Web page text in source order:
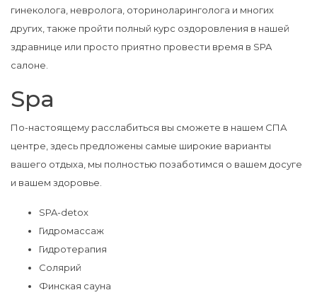
гинеколога, невролога, оториноларинголога и многих
других, также пройти полный курс оздоровления в нашей
здравнице или просто приятно провести время в SPA
салоне.
Spa
По-настоящему расслабиться вы сможете в нашем СПА
центре, здесь предложены самые широкие варианты
вашего отдыха, мы полностью позаботимся о вашем досуге
и вашем здоровье.
SPA-detox
Гидромассаж
Гидротерапия
Солярий
Финская сауна